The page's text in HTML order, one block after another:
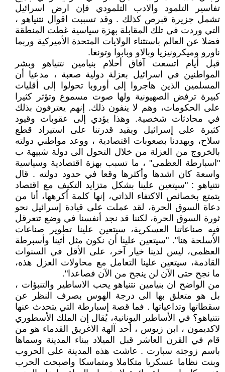
تفاسير التلمود والادب التلمودي فإن ارض اسرائيل
تشمل جزيرة قبرص كذلك . وقد تسببت اقوال نتنياهو ،
التي وردت في تلك المقابلة بهزة سياسية غطت المنطقة
فضلا عن العالم باستثناء الولايات المتحدة الأميركية وربما
ناورو وميكرونيزيا وبالاو وبابوا وتونغا.
قبل أيام اتسعت آفاق أحلام بنيامين نتنياهو وبشر
المواطنين في اسرائيل بعزلة دولية صعبة ، مدعيا أن
المسلمين الذين هاجروا إلى أوروبا تحولوا إلى أقليات
كبيرة ترفض الصهيونية ولها صوت مسموع وتؤثر كثيرا
على الحكومات، وهم لا ينفون ذلك. إنهم يعترفون بذلك
في محادثات شخصية. وهذا يؤدي إلى عقوبات وقيود
كثيرة على إسرائيل ويقيد قدرتنا على استيراد قطع
سلاح، ويهددنا بصعوبات اقتصادية ، ووعد مواطني دولته
بالخروج من العزلة من خلال التحول الى دولة شبيهة ب
"اسبارطة العظمى" ، ما تسبب بهزة اقتصادية وسياسية
واسعة كان اشدها وأكثرها وقعا في حدود دولته . قال
نتنياهو : "سيتعين علينا بشكل متزايد التكيف مع اقتصاد
يتمتع بخصائص الاكتفاء الذاتي، إنها كلمة أكرهها، أنا من
دعاة السوق الحرة، لقد عملت على قيادة إسرائيل نحو
ثورة السوق الحرة، لكننا قد نجد أنفسنا في وضع تتعرقل
فيه صناعاتنا العسكرية، سيتعين علينا تطوير صناعات
الأسلحة هنا". "سيتعين علينا أن نكون مثل أثينا وأسبرطة
العظمى، ليس لدينا خيار آخر، على الأقل في السنوات
القادمة، سيتعين علينا التعامل مع ‏محاولات العزل هذه،
ما نجح حتى الآن لن ينجح من الآن فصاعدا".
من الواضح ان بنيامين نتنياهو يحب الاساطير والتنبؤات ،
بل هو متعلق بها الى درجة الهوس بصرف النظر عن
سقطاتها وتداعياتها . فما قصة إسبارطة التي يتحدث عنها
نتنياهو؟ في الأساطير اليونانية، يُقال إن الملك الأسطوري
لاكديمون ، ابن زيوس ، أحد آلهة الاغريق القدماء هو من
قام في القرن العاشر قبل الميلاد ببناء المدينة وسماها
باسم زوجته سبارت . عاشت هذه المدينة على الحروب
وبنت نظاما عسكريا متكاملا ومتماسكا واصبحت الحرب